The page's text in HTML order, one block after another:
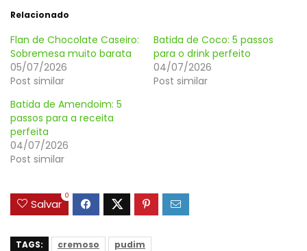
Relacionado
Flan de Chocolate Caseiro:
Sobremesa muito barata
05/07/2026
Post similar
Batida de Coco: 5 passos
para o drink perfeito
04/07/2026
Post similar
Batida de Amendoim: 5
passos para a receita
perfeita
04/07/2026
Post similar
Salvar
0
TAGS: cremoso pudim